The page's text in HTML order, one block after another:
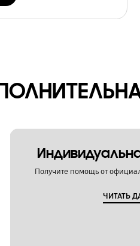
Получите помощь от
ЧИТАТЬ